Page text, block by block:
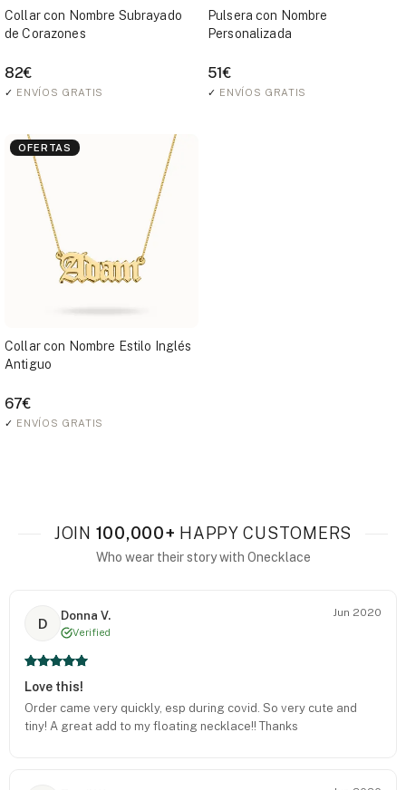
Collar con Nombre Subrayado
de Corazones
82€
✓ ENVÍOS GRATIS
Pulsera con Nombre
Personalizada
51€
✓ ENVÍOS GRATIS
OFERTAS
Collar con Nombre Estilo Inglés
Antiguo
67€
✓ ENVÍOS GRATIS
JOIN 100,000+ HAPPY CUSTOMERS
Who wear their story with Onecklace
D
Donna V.
Verified
Jun 2020
Love this!
Order came very quickly, esp during covid. So very cute and
tiny! A great add to my floating necklace!! Thanks